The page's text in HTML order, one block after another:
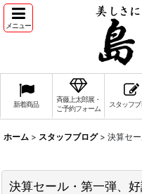
メニュー
新着商品
斉藤上太郎展・
ご予約フォーム
スタッフブ
ホーム > スタッフブログ > 決算セ
決算セール・第一弾、